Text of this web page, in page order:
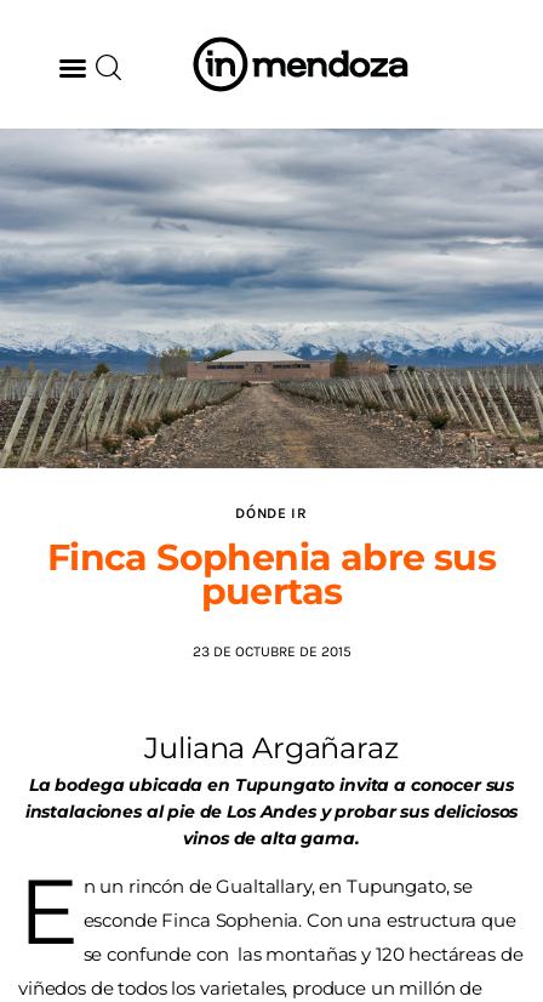
BODEGAS
GASTRONOMÍA
ARTE & CULTURA
MÚSICA
DÓNDE IR
TENDENCIAS
DÓNDE IR
Finca Sophenia abre sus
puertas
23 DE OCTUBRE DE 2015
Juliana Argañaraz
La bodega ubicada en Tupungato invita a conocer sus
instalaciones al pie de Los Andes y probar sus deliciosos
vinos de alta gama.
E n un rincón de Gualtallary, en Tupungato, se
esconde Finca Sophenia. Con una estructura que
se confunde con las montañas y 120 hectáreas de
viñedos de todos los varietales, produce un millón de